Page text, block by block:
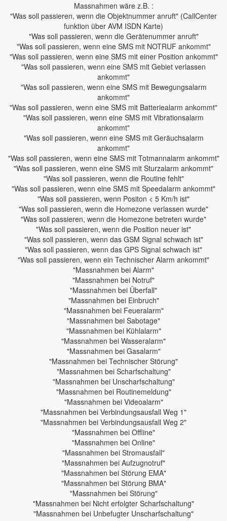
Massnahmen wäre z.B. :
"Was soll passieren, wenn die Objektnummer anruft" (CallCenter
funktion über AVM ISDN Karte)
"Was soll passieren, wenn die Gerätenummer anruft"
"Was soll passieren, wenn eine SMS mit NOTRUF ankommt"
"Was soll passieren, wenn eine SMS mit einer Position ankommt"
"Was soll passieren, wenn eine SMS mit Gebiet verlassen
ankommt"
"Was soll passieren, wenn eine SMS mit Bewegungsalarm
ankommt"
"Was soll passieren, wenn eine SMS mit Batteriealarm ankommt"
"Was soll passieren, wenn eine SMS mit Vibrationsalarm
ankommt"
"Was soll passieren, wenn eine SMS mit Geräuchsalarm
ankommt"
"Was soll passieren, wenn eine SMS mit Totmannalarm ankommt"
"Was soll passieren, wenn eine SMS mit Sturzalarm ankommt"
"Was soll passieren, wenn die Routine fehlt"
"Was soll passieren, wenn eine SMS mit Speedalarm ankommt"
"Was soll passieren, wenn Positon < 5 Km/h ist"
"Was soll passieren, wenn die Homezone verlassen wurde"
"Was soll passieren, wenn die Homezone betreten wurde"
"Was soll passieren, wenn die Position neuer ist"
"Was soll passieren, wenn das GSM Signal schwach ist"
"Was soll passieren, wenn das GPS Signal schwach ist"
"Was soll passieren, wenn ein Technischer Alarm ankommt"
"Massnahmen bei Alarm"
"Massnahmen bei Notruf"
"Massnahmen bei Überfall"
"Massnahmen bei Einbruch"
"Massnahmen bei Feueralarm"
"Massnahmen bei Sabotage"
"Massnahmen bei Kühlalarm"
"Massnahmen bei Wasseralarm"
"Massnahmen bei Gasalarm"
"Massnahmen bei Technischer Störung"
"Massnahmen bei Scharfschaltung"
"Massnahmen bei Unscharfschaltung"
"Massnahmen bei Routinemeldung"
"Massnahmen bei Videoalarm"
"Massnahmen bei Verbindungsausfall Weg 1"
"Massnahmen bei Verbindungsausfall Weg 2"
"Massnahmen bei Offline"
"Massnahmen bei Online"
"Massnahmen bei Stromausfall"
"Massnahmen bei Aufzugnotruf"
"Massnahmen bei Störung EMA"
"Massnahmen bei Störung BMA"
"Massnahmen bei Störung"
"Massnahmen bei Nicht erfolgter Scharfschaltung"
"Massnahmen bei Unbefugter Unscharfschaltung"